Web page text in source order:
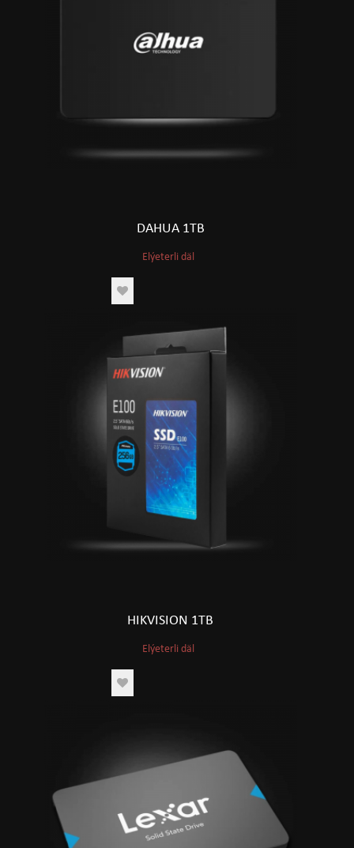
DAHUA 1TB
Elýeterli däl
HIKVISION 1TB
Elýeterli däl